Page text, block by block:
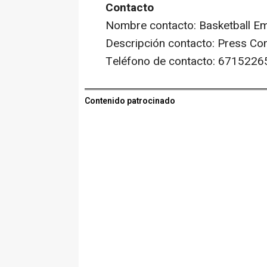
Contacto
Nombre contacto: Basketball
Descripción contacto: Press
Teléfono de contacto:
Contenido patrocinado